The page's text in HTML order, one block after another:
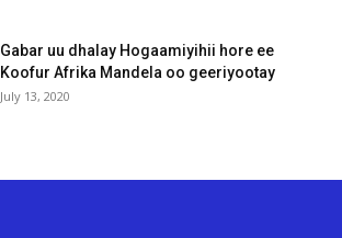
Gabar uu dhalay Hogaamiyihii hore ee
Koofur Afrika Mandela oo geeriyootay
July 13, 2020